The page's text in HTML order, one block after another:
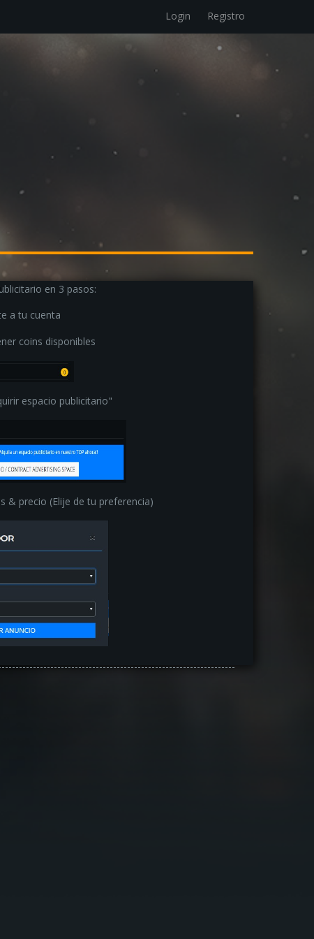
Login Registro
en 3 pasos:
a tu cuenta
coins disponibles
espacio publicitario"
& precio (Elije de tu preferencia)